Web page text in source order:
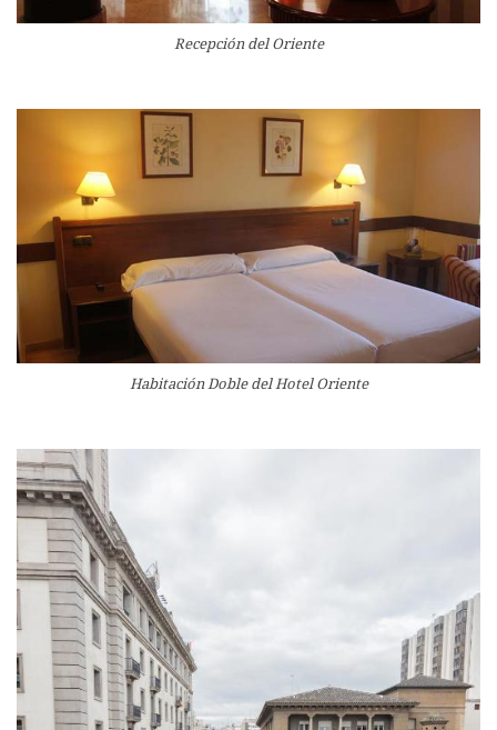
Recepción del Oriente
Habitación Doble del Hotel Oriente